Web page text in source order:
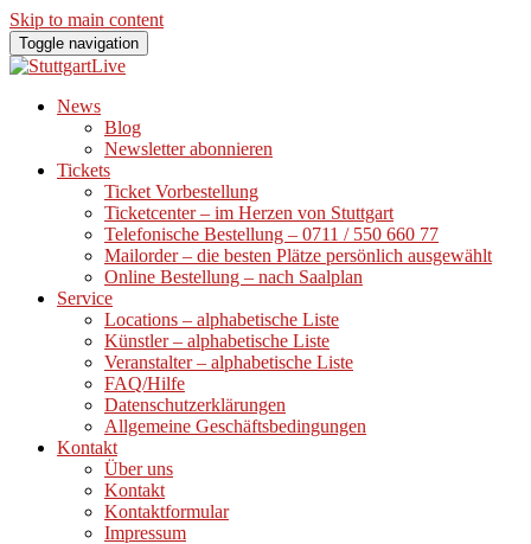
Skip to main content
Toggle navigation
News
Blog
Newsletter abonnieren
Tickets
Ticket Vorbestellung
Ticketcenter – im Herzen von Stuttgart
Telefonische Bestellung – 0711 / 550 660 77
Mailorder – die besten Plätze persönlich ausgewählt
Online Bestellung – nach Saalplan
Service
Locations – alphabetische Liste
Künstler – alphabetische Liste
Veranstalter – alphabetische Liste
FAQ/Hilfe
Datenschutzerklärungen
Allgemeine Geschäftsbedingungen
Kontakt
Über uns
Kontakt
Kontaktformular
Impressum